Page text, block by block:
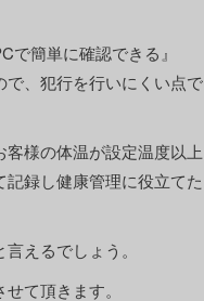
簡単に確認できる』
、犯行を行いにくい点で
様の体温が設定温度以上
録し健康管理に役立てた
えるでしょう。
て頂きます。